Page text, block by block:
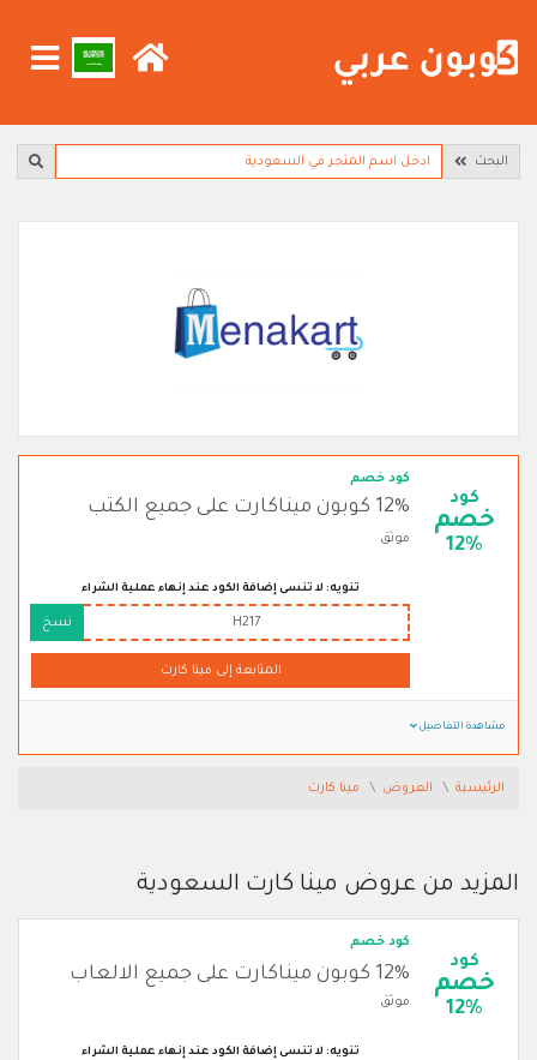
البحث
كود
خصم
12%
كود خصم
12% كوبون ميناكارت على جميع الكتب
موثق
تنويه: لا تنسى إضافة الكود عند إنهاء عملية الشراء
H217 نسخ
المتابعة إلى مينا كارت
مشاهدة التفاصيل
الرئيسية العروض مينا كارت
المزيد من عروض مينا كارت السعودية
كود
خصم
12%
كود خصم
12% كوبون ميناكارت على جميع الالعاب
موثق
تنويه: لا تنسى إضافة الكود عند إنهاء عملية الشراء